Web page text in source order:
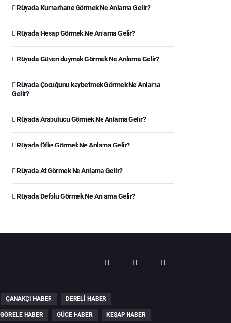
Rüyada Kumarhane Görmek Ne Anlama Gelir?
Rüyada Hesap Görmek Ne Anlama Gelir?
Rüyada Güven duymak Görmek Ne Anlama Gelir?
Rüyada Çocuğunu kaybetmek Görmek Ne Anlama
Gelir?
Rüyada Arabulucu Görmek Ne Anlama Gelir?
Rüyada Öfke Görmek Ne Anlama Gelir?
Rüyada At Görmek Ne Anlama Gelir?
Rüyada Defolu Görmek Ne Anlama Gelir?
ÇANAKÇI HABER DERELI HABER
GÖRELE HABER GÜCE HABER KEŞAP HABER